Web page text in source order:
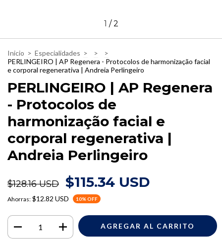
1 /2
Inicio > Especialidades > >
>
PERLINGEIRO | AP Regenera - Protocolos de harmonização facial
e corporal regenerativa | Andreia Perlingeiro
PERLINGEIRO | AP Regenera
- Protocolos de
harmonização facial e
corporal regenerativa |
Andreia Perlingeiro
$128.16 USD $115.34 USD
Ahorras: $12.82 USD 10% OFF